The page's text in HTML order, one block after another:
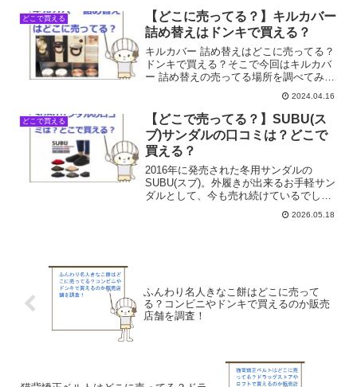
どこで買える
【どこに売ってる？】キルカバー
詰め替えはドンキで買える？
キルカバー 詰め替えはどこに売ってる？
ドンキで買える？そこで今回はキルカバ
ー 詰め替えの売ってる場所を調べてみま
2024.04.16
どこで買える
【どこで売ってる？】SUBU(ス
ブ)サンダルの口コミは？どこで
買える？
2016年に発売された冬用サンダルの
SUBU(スブ)。外履きが出来るお手軽サン
ダルとして、今も売れ続けているでしょ
う。SUBUサンダルはどこで売ってる？
口コミは？そこで今回はSUBUサンダル
2026.05.18
ふんわり名人きなこ餅はどこに売って
る？コンビニやドンキで買えるのか販売
店舗を調査！